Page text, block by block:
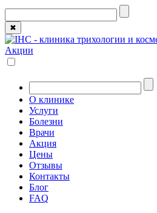
✖
Акции
О клинике
Услуги
Болезни
Врачи
Акция
Цены
Отзывы
Контакты
Блог
FAQ